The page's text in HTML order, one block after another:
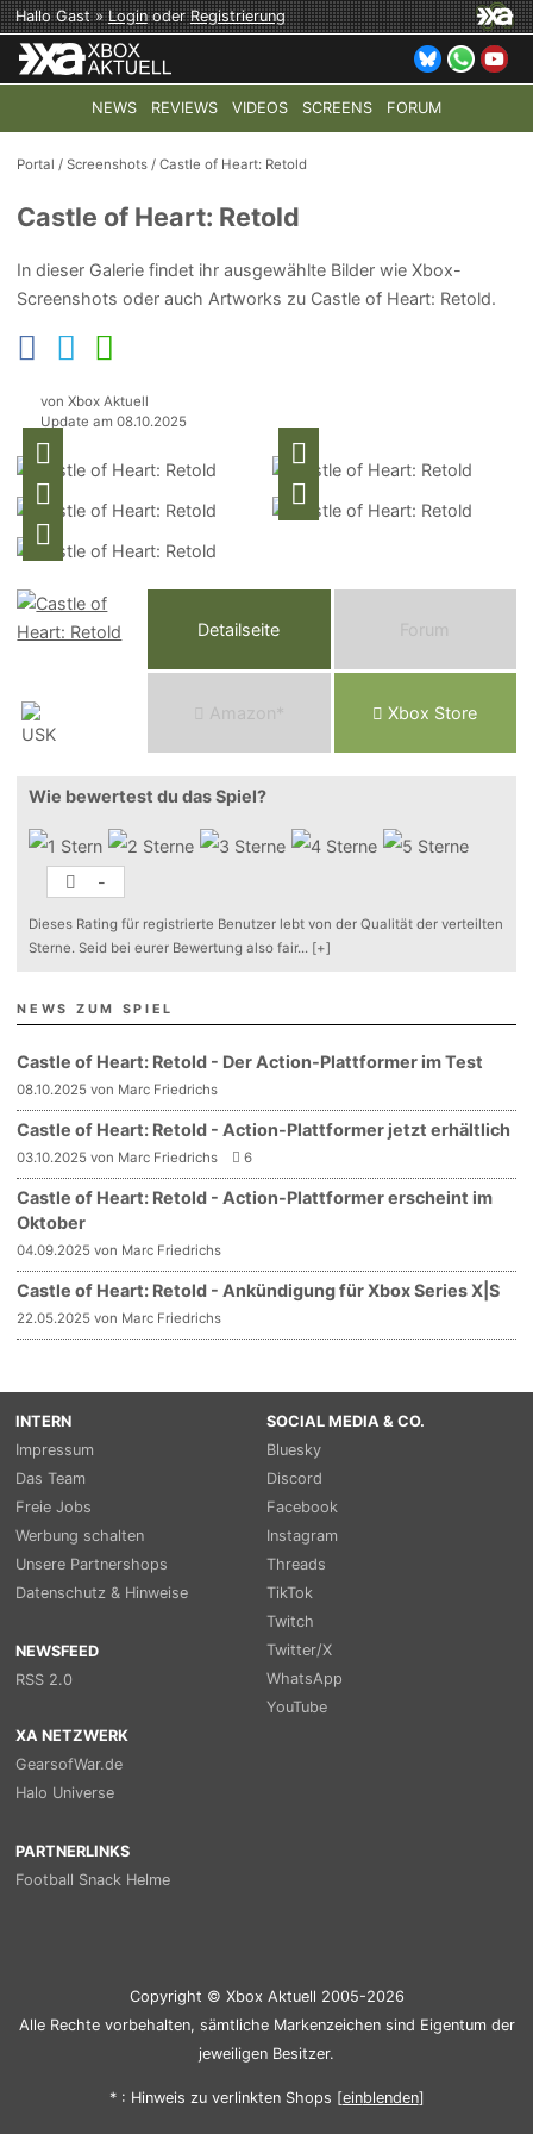
Hallo Gast »LoginoderRegistrierung
NEWS REVIEWS VIDEOS SCREENS FORUM
TOP-THEMEN: COD: MODERN WARFARE 4 HALO:
Portal /Screenshots /Castle of Heart: Retold
Castle of Heart: Retold
In dieser Galerie findet ihr ausgewählte Bilder wie Xbox-
Screenshots oder auch Artworks zu Castle of Heart: Retold.
von Xbox Aktuell
Update am 08.10.2025
Detailseite Forum
Ama o n* Xbox Store
Wie bewertest du das Spiel?
-
Dieses Rating für registrierte Benutzer lebt von der Qualität der verteilten
Sterne. Seid bei eurer Bewertung also fair... [+]
NEWS ZUM SPIEL
Castle of Heart: Retold - Der Action-Plattformer im Test
08.10.2025 von Marc Friedrichs
Castle of Heart: Retold - Action-Plattformer jetzt erhältlich
03.10.2025 von Marc Friedrichs 6
Castle of Heart: Retold - Action-Plattformer erscheint im
Oktober
04.09.2025 von Marc Friedrichs
Castle of Heart: Retold - Ankündigung für Xbox Series X|S
22.05.2025 von Marc Friedrichs
INTERN
Impressum
Das Team
Freie Jobs
Werbung schalten
Unsere Partnershops
Datenschutz & Hinweise
NEWSFEED
RSS 2.0
SOCIAL MEDIA & CO.
Bluesky
Discord
Facebook
Instagram
Threads
TikTok
Twitch
Twitter/X
WhatsApp
YouTube
XA NETZWERK
GearsofWar.de
Halo Universe
PARTNERLINKS
Football Snack Helme
Copyright © Xbox Aktuell 2005-2026
Alle Rechte vorbehalten, sämtliche Markenzeichen sind Eigentum der
jeweiligen Besitzer.
* : Hinweis zu verlinkten Shops [einblenden]